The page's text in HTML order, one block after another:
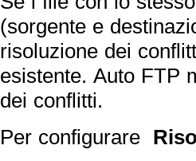
(sorgente e
risoluzione dei
esistente. Auto FTP
dei conflitti.
Per configurare